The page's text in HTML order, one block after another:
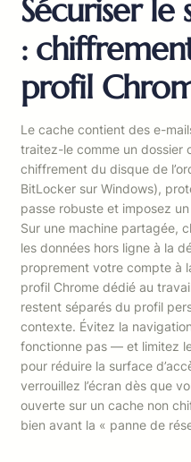
Sécuriser le
:
profil
Le cache contient des e-
traitez-le comme un dossier
chiffrement du disque de
BitLocker sur Windows),
passe robuste et imposez
Sur une machine partagée,
les données hors ligne à la
proprement votre compte à
profil Chrome dédié au
restent séparés du profil
contexte. Évitez la
fonctionne pas — et limitez
pour réduire la surface
verrouillez l’écran dès que
ouverte sur un cache non
bien avant la « panne de